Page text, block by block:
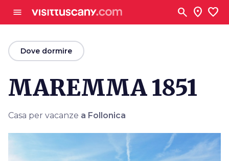
menu search location_on favorite
arrow_backDove dormire
MAREMMA 1851
Casa per vacanze a Follonica